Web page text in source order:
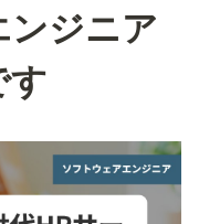
ンジニア
す